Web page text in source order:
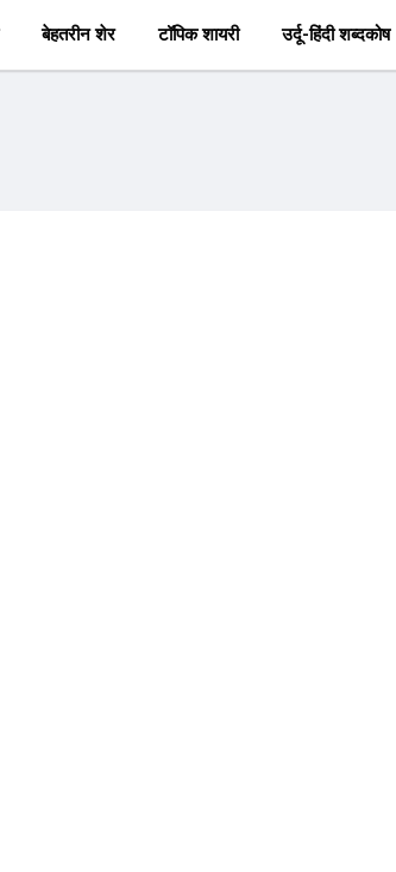
बेहतरीन शेर टॉपिक शायरी उर्दू-हिंदी शब्दकोष